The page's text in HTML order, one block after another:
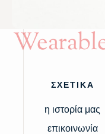
ΣΧΕΤΙΚΑ
η ιστορία μας
επικοινωνία